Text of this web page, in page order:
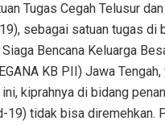
Tugas Cegah Telusur
sebagai satuan tugas di
Siaga Bencana Keluarga
KB PII) Jawa
kiprahnya di bidang
19) tidak bisa diremehkan.